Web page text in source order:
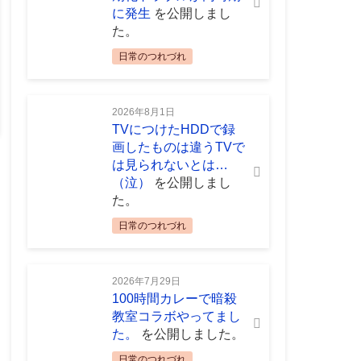
に発生 を公開しまし
た。
日常のつれづれ
2026年8月1日
TVにつけたHDDで録
画したものは違うTVで
は見られないとは…
（泣）
を公開しまし
た。
日常のつれづれ
2026年7月29日
100時間カレーで暗殺
教室コラボやってまし
た。
を公開しました。